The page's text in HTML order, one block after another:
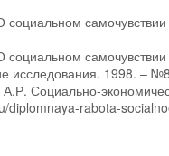
самочувствии
исследования. 1998. –
Социально-
diplomnaya-rabota-